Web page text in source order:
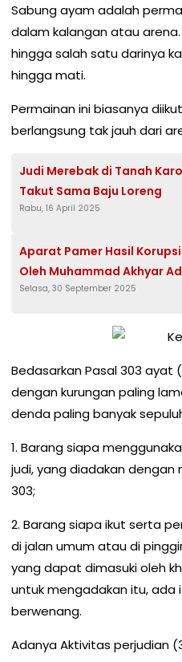
Sabung ayam adalah
dalam kalangan atau
hingga salah satu darinya
hingga mati.
Permainan ini biasanya
berlangsung tak jauh dari
Judi Merebak di Tanah
Takut Sama Baju Loreng
Rabu, 16 April 2025
Aparat Pamer Hasil
Oleh Muhammad Akhyar
Selasa, 30 September 2025
Bedasarkan Pasal 303 ayat
dengan kurungan paling
denda paling banyak
1. Barang siapa
judi, yang diadakan
303;
2. Barang siapa ikut serta
di jalan umum atau di
yang dapat dimasuki oleh
untuk mengadakan itu, ada
berwenang.
Adanya Aktivitas perjudian